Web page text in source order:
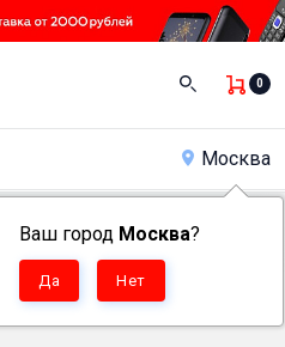
0
Москва
Ваш город Москва?
- Аксессуары - Аккумуляторы
1805 STEP